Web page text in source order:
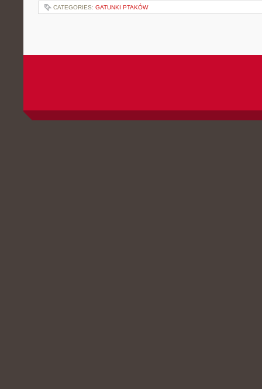
CATEGORIES: GATUNKI PTAKÓW